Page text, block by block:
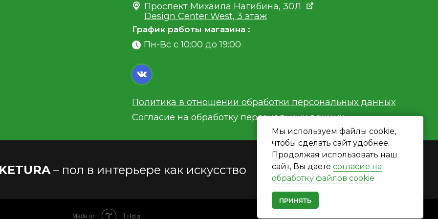
Мы используем файлы cookie,
чтобы сделать сайт удобнее.
Продолжая использовать наш
сайт, Вы даете согласие на
обработку файлов cookie
ПРИНЯТЬ
Есть вопросы?
Проспект Михаила Нагибина, 30Л
Design Center West, 3 этаж
График работы магазина :
Пн-Вс с 10:00 до 19:00
Согласие на обработку персональных данных
Политика в отношении обработки персональных данных
– пол в интерьере как искусство
Made on Tilda